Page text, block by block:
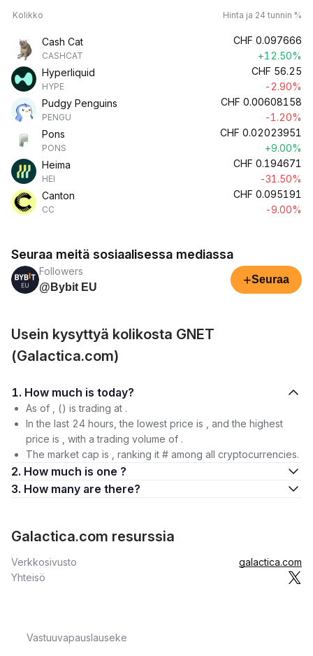
Kolikko Hinta ja 24 tunnin %
Cash Cat
CASHCAT
CHF 0.097666
+12.50%
Hyperliquid
HYPE
CHF 56.25
-2.90%
Pudgy Penguins
PENGU
CHF 0.00608158
-1.20%
Pons
PONS
CHF 0.02023951
+9.00%
Heima
HEI
CHF 0.194671
-31.50%
Canton
CC
CHF 0.095191
-9.00%
Seuraa meitä sosiaalisessa mediassa
Followers
@Bybit EU
+Seuraa
Usein kysyttyä kolikosta GNET
(Galactica.com)
1. How much is today?
As of , () is trading at .
In the last 24 hours, the lowest price is , and the highest
price is , with a trading volume of .
The market cap is , ranking it # among all cryptocurrencies.
2. How much is one ?
3. How many are there?
Galactica.com resurssia
Verkkosivusto
galactica.com
Yhteisö
Vastuuvapauslauseke